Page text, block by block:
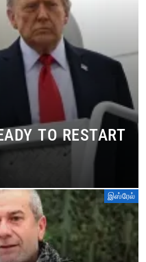
TO RESTART
இஸ்ரேல்